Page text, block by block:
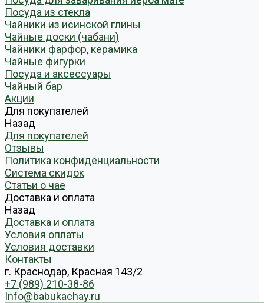
Посуда из стекла
Чайники из исинской глины
Чайные доски (чабани)
Чайники фарфор, керамика
Чайные фигурки
Посуда и аксессуары
Чайный бар
Акции
Для покупателей
Назад
Для покупателей
Отзывы
Политика конфиденциальности
Система скидок
Статьи о чае
Доставка и оплата
Назад
Доставка и оплата
Условия оплаты
Условия доставки
Контакты
г. Краснодар, Красная 143/2
+7 (989) 210-38-86
Info@babukachay.ru